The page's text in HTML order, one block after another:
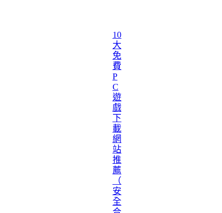
10
大
免
費
P
C
遊
戲
下
載
網
站
推
薦
（
安
全